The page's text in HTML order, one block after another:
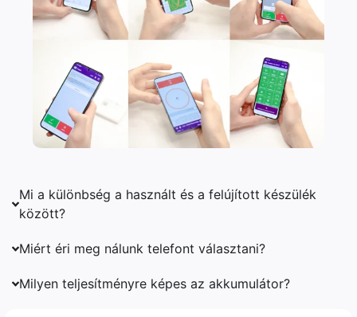
Mi a különbség a használt és a felújított készülék
között?
Miért éri meg nálunk telefont választani?
Milyen teljesítményre képes az akkumulátor?